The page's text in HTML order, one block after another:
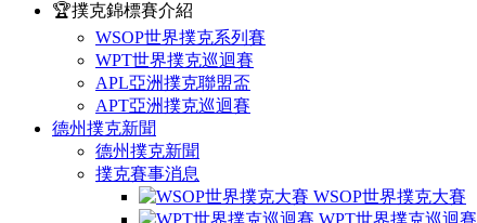
🏆撲克錦標賽介紹
WSOP世界撲克系列賽
WPT世界撲克巡迴賽
APL亞洲撲克聯盟盃
APT亞洲撲克巡迴賽
德州撲克新聞
德州撲克新聞
撲克賽事消息
WSOP世界撲克大賽
WPT世界撲克巡迴賽